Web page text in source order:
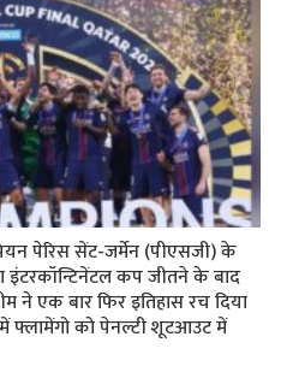
पेरिस सेंट-जर्मेन (पीएसजी) के
कप जीतने के बाद
ने एक बार फिर इतिहास रच दिया
फ्लामेंगो को पेनल्टी शूटआउट में